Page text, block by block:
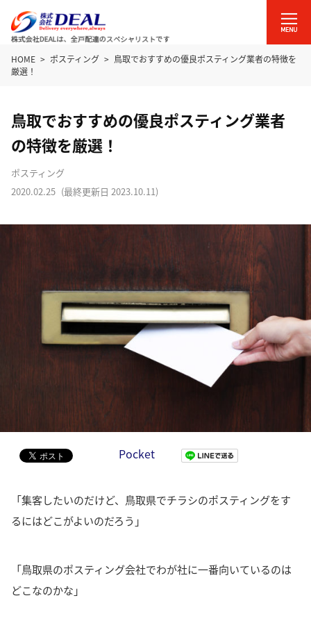
HOME ポスティング
鳥取でおすすめの優良ポスティング業者の特徴を
厳選！
鳥取でおすすめの優良ポスティング業者
の特徴を厳選！
ポスティング
2020.02.25 (最終更新日 2023.10.11)
Pocket
「集客したいのだけど、鳥取県でチラシのポスティングをす
るにはどこがよいのだろう」
「鳥取県のポスティング会社でわが社に一番向いているのは
どこなのかな」